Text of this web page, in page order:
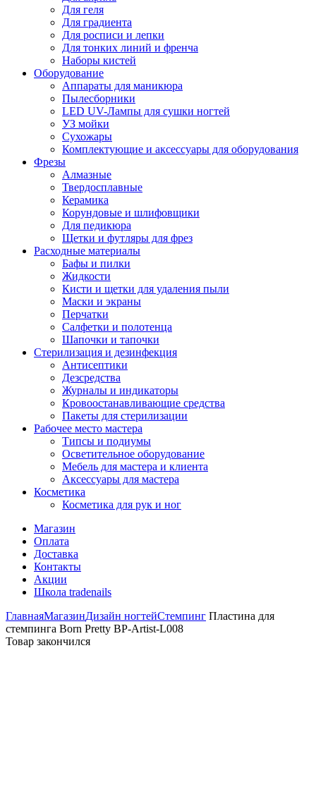
Для геля
Для градиента
Для росписи и лепки
Для тонких линий и френча
Наборы кистей
Оборудование
Аппараты для маникюра
Пылесборники
LED UV-Лампы для сушки ногтей
УЗ мойки
Сухожары
Комплектующие и аксессуары для оборудования
Фрезы
Алмазные
Твердосплавные
Керамика
Корундовые и шлифовщики
Для педикюра
Щетки и футляры для фрез
Расходные материалы
Бафы и пилки
Жидкости
Кисти и щетки для удаления пыли
Маски и экраны
Перчатки
Салфетки и полотенца
Шапочки и тапочки
Стерилизация и дезинфекция
Антисептики
Дезсредства
Журналы и индикаторы
Кровоостанавливающие средства
Пакеты для стерилизации
Рабочее место мастера
Типсы и подиумы
Осветительное оборудование
Мебель для мастера и клиента
Аксессуары для мастера
Косметика
Косметика для рук и ног
Магазин
Оплата
Доставка
Контакты
Акции
Школа tradenails
ГлавнаяМагазинДизайн ногтейСтемпинг Пластина для
стемпинга Born Pretty BP-Artist-L008
Товар закончился